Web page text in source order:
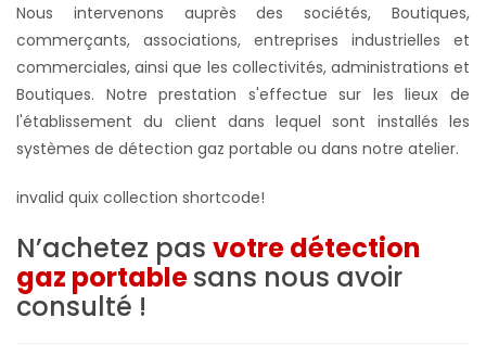
Nous intervenons auprès des sociétés, Boutiques,
commerçants, associations, entreprises industrielles et
commerciales, ainsi que les collectivités, administrations et
Boutiques. Notre prestation s'effectue sur les lieux de
l'établissement du client dans lequel sont installés les
systèmes de détection gaz portable ou dans notre atelier.
invalid quix collection shortcode!
N’achetez pas votre détection
gaz portablesans nous avoir
consulté !